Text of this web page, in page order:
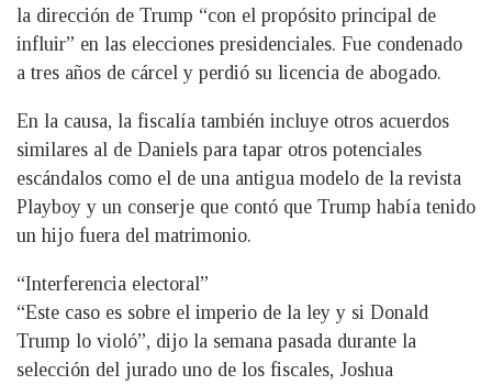
la dirección de Trump “con el propósito principal de
influir” en las elecciones presidenciales. Fue condenado
a tres años de cárcel y perdió su licencia de abogado.
En la causa, la fiscalía también incluye otros acuerdos
similares al de Daniels para tapar otros potenciales
escándalos como el de una antigua modelo de la revista
Playboy y un conserje que contó que Trump había tenido
un hijo fuera del matrimonio.
“Interferencia electoral”
“Este caso es sobre el imperio de la ley y si Donald
Trump lo violó”, dijo la semana pasada durante la
selección del jurado uno de los fiscales, Joshua